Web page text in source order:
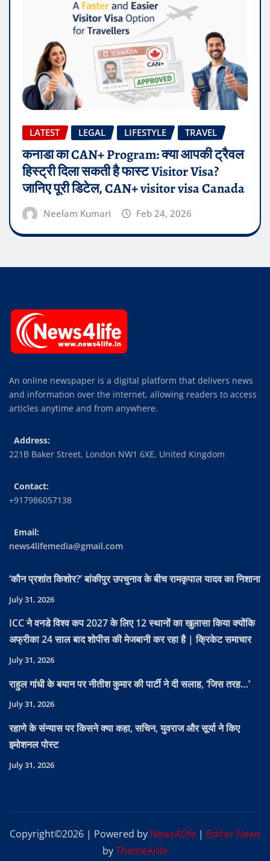
LATEST LEGAL LIFESTYLE TRAVEL
कनाडा का CAN+ Program: क्या आपकी ट्रैवल
हिस्ट्री दिला सकती है फास्ट Visitor Visa?
जानिए पूरी डिटेल, CAN+ visitor visa Canada
Neelam Kumari Feb 24, 2026
An online newspaper is a digital platform that delivers news
and information over the internet, allowing readers to access
articles anytime and from anywhere.
Address:
221B Baker Street, London NW1 6XE, United Kingdom
Contact:
+917986057138
Email:
news4lifemedia@gmail.com
‘कौन प्रशांत किशोर?’ बांकीपुर उपचुनाव के बीच रामकृपाल यादव का निशाना
July 31, 2026
ICC ने वनडे विश्व कप 2027 के लिए 12 स्थानों का खुलासा किया क्योंकि
अफ्रीका 24 साल बाद शोपीस की मेजबानी कर रहा है | क्रिकेट समाचार
July 31, 2026
राहुल गांधी के बयान पर नीतीश कुमार की पार्टी ने दी सलाह, ‘जिस तरह…’
July 31, 2026
रहाणे के संन्यास पर किसने क्या कहा, सचिन, युवराज और सूर्या ने किए
इमोशनल पोस्ट
July 31, 2026
Copyright©2026 | Powered by News4Life | Editor News
byThemeArile